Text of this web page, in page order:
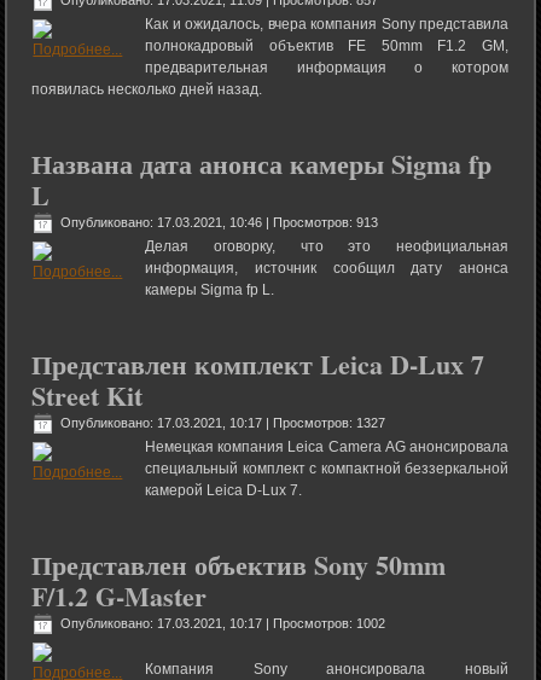
Как и ожидалось, вчера компания Sony представила
полнокадровый объектив FE 50mm F1.2 GM,
предварительная информация о котором
появилась несколько дней назад.
Названа дата анонса камеры Sigma fp
L
Опубликовано: 17.03.2021, 10:46 | Просмотров: 913
Делая оговорку, что это неофициальная
информация, источник сообщил дату анонса
камеры Sigma fp L.
Представлен комплект Leica D-Lux 7
Street Kit
Опубликовано: 17.03.2021, 10:17 | Просмотров: 1327
Немецкая компания Leica Camera AG анонсировала
специальный комплект с компактной беззеркальной
камерой Leica D-Lux 7.
Представлен объектив Sony 50mm
F/1.2 G-Master
Опубликовано: 17.03.2021, 10:17 | Просмотров: 1002
Компания Sony анонсировала новый